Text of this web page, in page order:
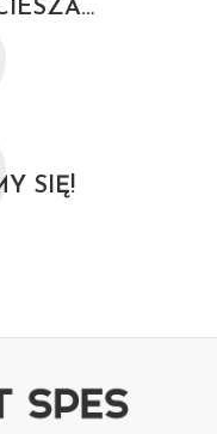
SIĘ!